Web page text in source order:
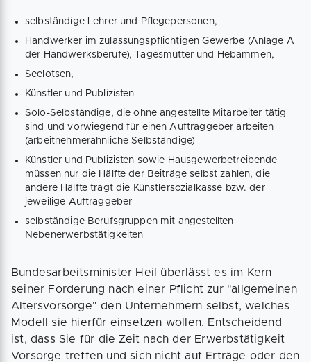
selbständige Lehrer und Pflegepersonen,
Handwerker im zulassungspflichtigen Gewerbe (Anlage A
der Handwerksberufe), Tagesmütter und Hebammen,
Seelotsen,
Künstler und Publizisten
Solo-Selbständige, die ohne angestellte Mitarbeiter tätig
sind und vorwiegend für einen Auftraggeber arbeiten
(arbeitnehmerähnliche Selbständige)
Künstler und Publizisten sowie Hausgewerbetreibende
müssen nur die Hälfte der Beiträge selbst zahlen, die
andere Hälfte trägt die Künstlersozialkasse bzw. der
jeweilige Auftraggeber
selbständige Berufsgruppen mit angestellten
Nebenerwerbstätigkeiten
Bundesarbeitsminister Heil überlässt es im Kern
seiner Forderung nach einer Pflicht zur "allgemeinen
Altersvorsorge" den Unternehmern selbst, welches
Modell sie hierfür einsetzen wollen. Entscheidend
ist, dass Sie für die Zeit nach der Erwerbstätigkeit
Vorsorge treffen und sich nicht auf Erträge oder den